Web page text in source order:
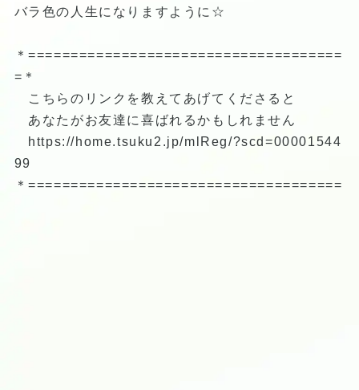
バラ色の人生になりますように☆
＊=====================================
=＊
こちらのリンクを教えてあげてくださると
あなたがお友達に喜ばれるかもしれません
https://home.tsuku2.jp/mlReg/?scd=00001544
99
＊=====================================